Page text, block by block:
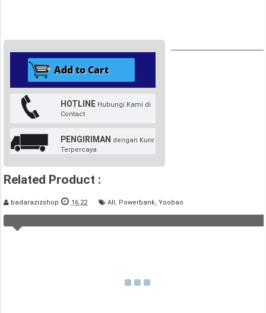
HOTLINE Hubungi Kami di
Contact
PENGIRIMAN dengan Kurir
Terpercaya
Related Product :
badarazizshop 16.22 All Powerbank Yoobao